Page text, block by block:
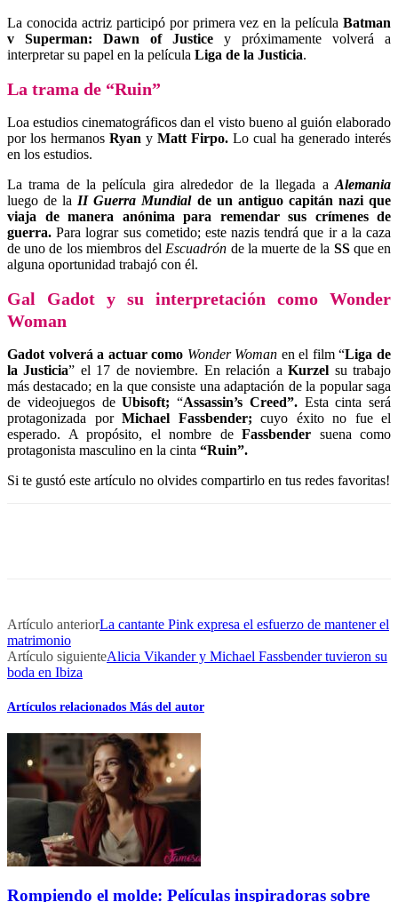
La conocida actriz participó por primera vez en la película Batman
v Superman: Dawn of Justice y próximamente volverá a
interpretar su papel en la película Liga de la Justicia.
La trama de “Ruin”
Loa estudios cinematográficos dan el visto bueno al guión elaborado
por los hermanos Ryan y Matt Firpo. Lo cual ha generado interés
en los estudios.
La trama de la película gira alrededor de la llegada a Alemania
luego de la II Guerra Mundialde un antiguo capitán nazi que
viaja de manera anónima para remendar sus crímenes de
guerra. Para lograr sus cometido; este nazis tendrá que ir a la caza
de uno de los miembros del Escuadrón de la muerte de la SS que en
alguna oportunidad trabajó con él.
Gal Gadot y su interpretación como Wonder
Woman
Gadot volverá a actuar como Wonder Woman en el film “Liga de
la Justicia” el 17 de noviembre. En relación aKurzel su trabajo
más destacado; en la que consiste una adaptación de la popular saga
de videojuegos deUbisoft; “Assassin’s Creed”. Esta cinta será
protagonizada por Michael Fassbender; cuyo éxito no fue el
esperado. A propósito, el nombre de Fassbender suena como
protagonista masculino en la cinta “Ruin”.
Si te gustó este artículo no olvides compartirlo en tus redes favoritas!
Artículo anteriorLa cantante Pink expresa el esfuerzo de mantener el
matrimonio
Artículo siguienteAlicia Vikander y Michael Fassbender tuvieron su
boda en Ibiza
Artículos relacionados Más del autor
Rompiendo el molde: Películas inspiradoras sobre